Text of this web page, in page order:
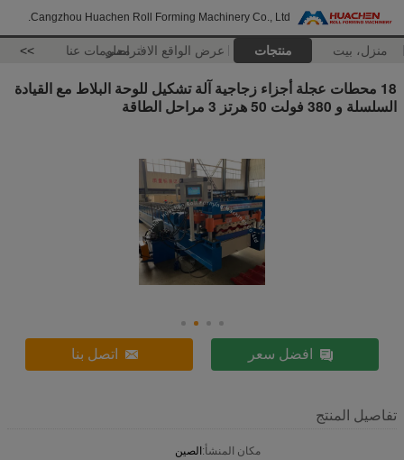
Cangzhou Huachen Roll Forming Machinery Co., Ltd.
منزل، بيت منتجات عرض الواقع الافتراضيمعلومات عنا >>
18 محطات عجلة أجزاء زجاجية آلة تشكيل للوحة البلاط مع القيادة
السلسلة و 380 فولت 50 هرتز 3 مراحل الطاقة
افضل سعر اتصل بنا
تفاصيل المنتج
مكان المنشأ:الصين